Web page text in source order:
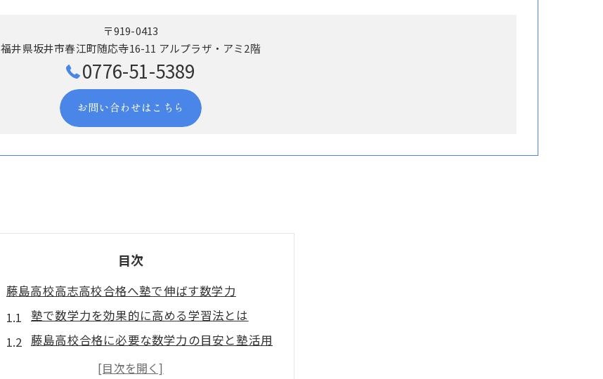
〒919-0413
福井県坂井市春江町随応寺16-11 アルプラザ・アミ2階
0776-51-5389
お問い合わせはこちら
目次
藤島高校高志高校合格へ塾で伸ばす数学力
塾で数学力を効果的に高める学習法とは
藤島高校合格に必要な数学力の目安と塾活用
高志高校・北陸高校入試に強い塾の選び方